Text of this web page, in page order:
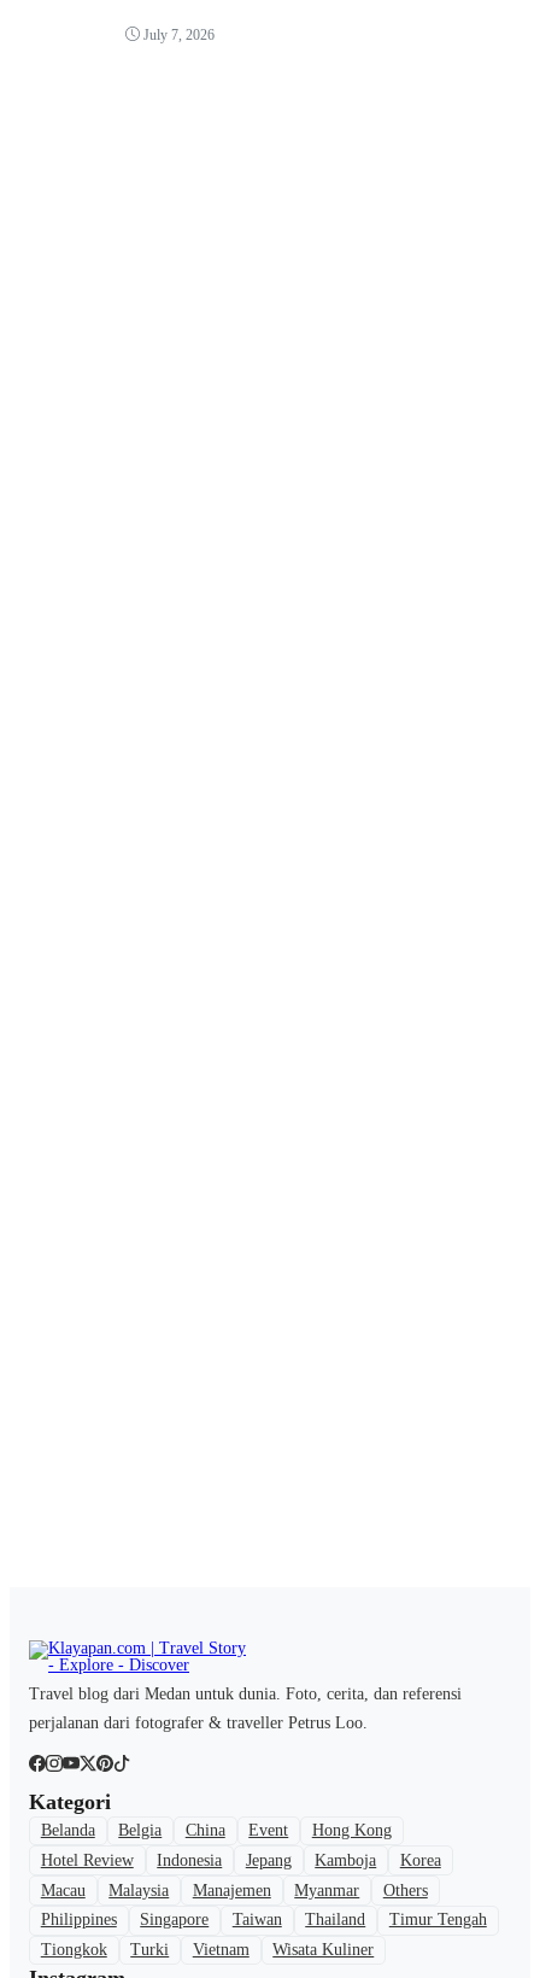
July 7, 2026
Travel blog dari Medan untuk dunia. Foto, cerita, dan referensi
perjalanan dari fotografer & traveller Petrus Loo.
Kategori
Belanda Belgia China Event
Hong Kong
Hotel Review
Indonesia Jepang Kamboja
Korea
Macau
Malaysia Manajemen Myanmar
Others
Philippines
Singapore Taiwan Thailand
Timur Tengah
Tiongkok
Turki Vietnam Wisata Kuliner